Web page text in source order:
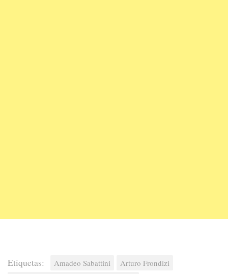
Etiquetas: Amadeo Sabattini
Arturo Frondizi